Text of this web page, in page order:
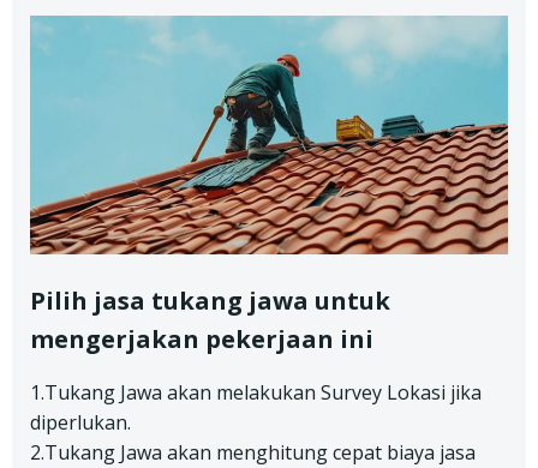
Pilih jasa tukang jawa untuk
mengerjakan pekerjaan ini
1.Tukang Jawa akan melakukan Survey Lokasi jika
diperlukan.
2.Tukang Jawa akan menghitung cepat biaya jasa